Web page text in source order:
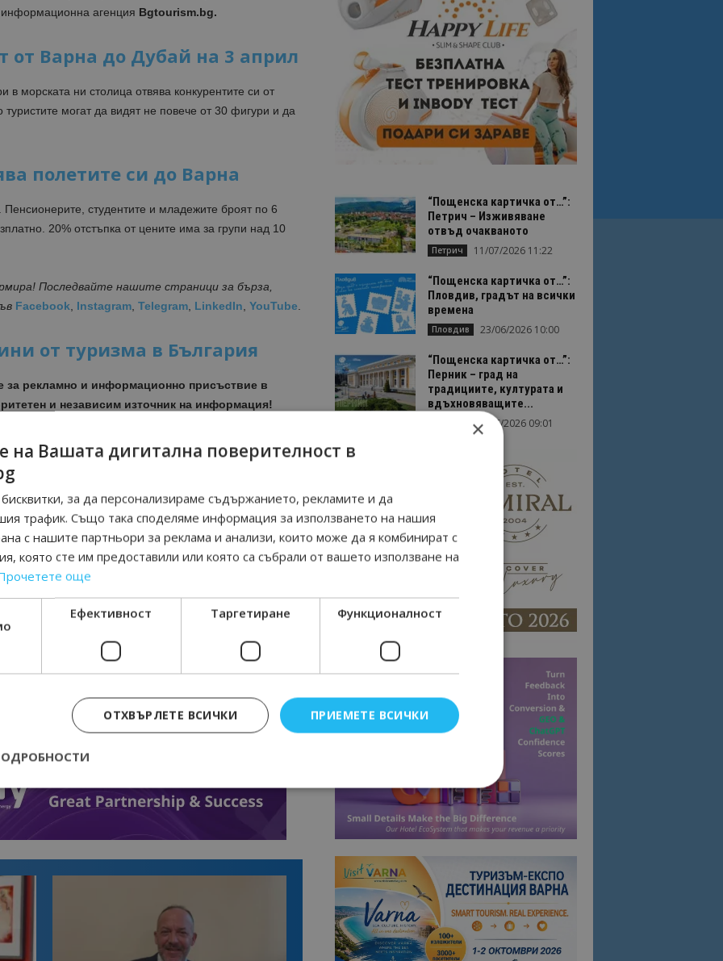
информационна агенция Bgtourism.bg.
от Варна до Дубай на 3 април
морската ни столица отвява конкурентите си от
могат да видят не повече от 30 фигури и да
полетите си до Варна
студентите и младежите броят по 6
20% отстъпка от цените има за групи над 10
Последвайте нашите страници за бърза,
Facebook Instagram Telegram LinkedIn YouTube
от туризма в България
за рекламно и информационно присъствие в
и независим източник на информация!
НА АВИОКОМПАНИИ, ТУРОПЕРАТОРИ И
КАНАЛА НА BGTOURISM.BG -
ВКЛЮЧИ СЕ
в Google News Showcase
“Пощенска картичка от…”:
Петрич – Изживяване
отвъд очакваното
Петрич 11/07/2026 11:22
“Пощенска картичка от…”:
Пловдив, градът на всички
времена
Пловдив 23/06/2026 10:00
“Пощенска картичка от…”:
Перник – град на
традициите, културата и
вдъхновяващите...
17/06/2026 09:01
×
на Вашата дигитална поверителност в
за да персонализираме съдържанието, рекламите и да
трафик. Също така споделяме информация за използването на нашия
с нашите партньори за реклама и анализи, които може да я комбинират с
която сте им предоставили или която са събрали от вашето използване на
още
Ефективност Таргетиране Функционалност
ПРИЕМЕТЕ ВСИЧКИ
ОТХВЪРЛЕТЕ ВСИЧКИ
Функционалност
Уебсайтът не може да се използва правилно без строго необходими бисквитки.
Тази бисквитка се използва, за да запомните съгласието
на потребителя за използването на бисквитки на сайта.